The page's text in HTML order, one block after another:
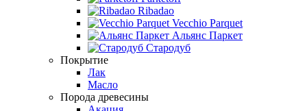
Ribadao
Vecchio Parquet
Альянс Паркет
Стародуб
Покрытие
Лак
Масло
Порода древесины